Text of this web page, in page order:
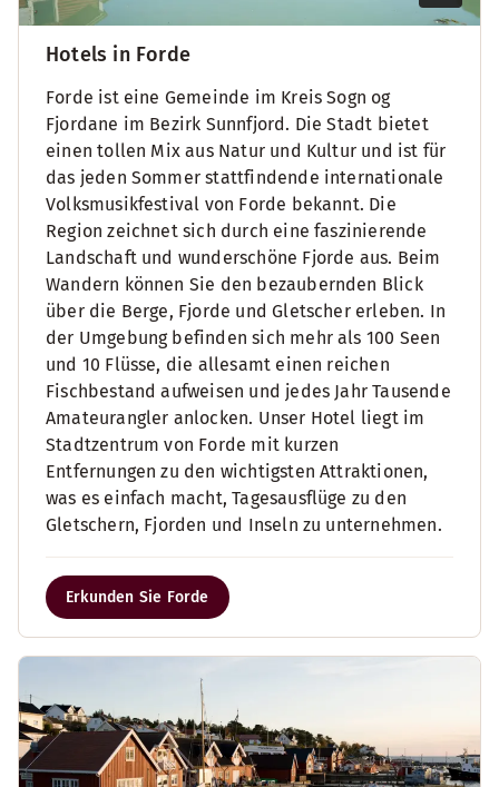
Hotels in Forde
Forde ist eine Gemeinde im Kreis Sogn og
Fjordane im Bezirk Sunnfjord. Die Stadt bietet
einen tollen Mix aus Natur und Kultur und ist für
das jeden Sommer stattfindende internationale
Volksmusikfestival von Forde bekannt. Die
Region zeichnet sich durch eine faszinierende
Landschaft und wunderschöne Fjorde aus. Beim
Wandern können Sie den bezaubernden Blick
über die Berge, Fjorde und Gletscher erleben. In
der Umgebung befinden sich mehr als 100 Seen
und 10 Flüsse, die allesamt einen reichen
Fischbestand aufweisen und jedes Jahr Tausende
Amateurangler anlocken. Unser Hotel liegt im
Stadtzentrum von Forde mit kurzen
Entfernungen zu den wichtigsten Attraktionen,
was es einfach macht, Tagesausflüge zu den
Gletschern, Fjorden und Inseln zu unternehmen.
Erkunden Sie Forde